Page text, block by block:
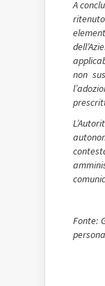
A
non
Fonte: